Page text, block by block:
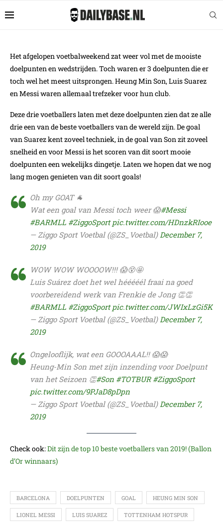
Het afgelopen voetbalweekend zat weer vol met de mooiste
doelpunten en wedstrijden. Toch waren er 3 doelpunten die er
toch wel het meest uitsprongen. Heung Min Son, Luis Suarez
en Messi waren allemaal trefzeker voor hun club.
Deze drie voetballers laten met deze doelpunten zien dat ze alle
drie een van de beste voetballers van de wereld zijn. De goal
van Suarez kent zoveel techniek, in de goal van Son zit zoveel
snelheid en voor Messi is het scoren van dit soort mooie
doelpunten een wekelijks dingetje. Laten we hopen dat we nog
lang mogen genieten van dit soort goals!
Oh my GOAT 🐐
Wat een goal van Messi toch weer 😱#Messi
#BARMLL #ZiggoSport pic.twitter.com/HDnzkRIooe
— Ziggo Sport Voetbal (@ZS_Voetbal)December 7,
2019
WOW WOW WOOOOW!!! 😱😵🤩
Luis Suárez doet het wel hééééél fraai na goed
voorbereidend werk van Frenkie de Jong 👏👏
#BARMLL #ZiggoSport pic.twitter.com/JWIxLzGi5K
— Ziggo Sport Voetbal (@ZS_Voetbal)December 7,
2019
Ongelooflijk, wat een GOOOAAAL!! 😱😱
Heung-Min Son met zijn inzending voor Doelpunt
van het Seizoen 👏#Son #TOTBUR #ZiggoSport
pic.twitter.com/9PJaD8pDpn
— Ziggo Sport Voetbal (@ZS_Voetbal)December 7,
2019
Check ook:Dit zijn de top 10 beste voetballers van 2019! (Ballon
d’Or winnaars)
BARCELONA DOELPUNTEN GOAL HEUNG MIN SON
LIONEL MESSI LUIS SUAREZ TOTTENHAM HOTSPUR